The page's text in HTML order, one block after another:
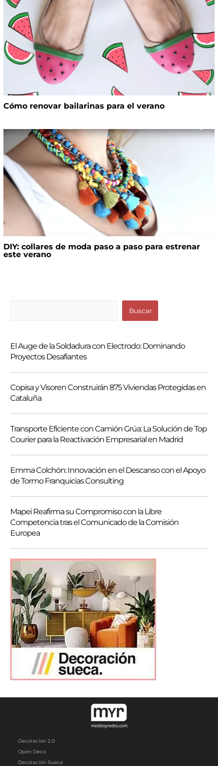
Cómo renovar bailarinas para el verano
DIY: collares de moda paso a paso para estrenar
este verano
c
a
r
Buscar
El Auge de la Soldadura con Electrodo: Dominando
Proyectos Desafiantes
Copisa y Visoren Construirán 875 Viviendas Protegidas en
Cataluña
Transporte Eficiente con Camión Grúa: La Solución de Top
Courier para la Reactivación Empresarial en Madrid
Emma Colchón: Innovación en el Descanso con el Apoyo
de Tormo Franquicias Consulting
Mapei Reafirma su Compromiso con la Libre
Competencia tras el Comunicado de la Comisión
Europea
Decoracion 2.0
Open Deco
Decoración Sueca